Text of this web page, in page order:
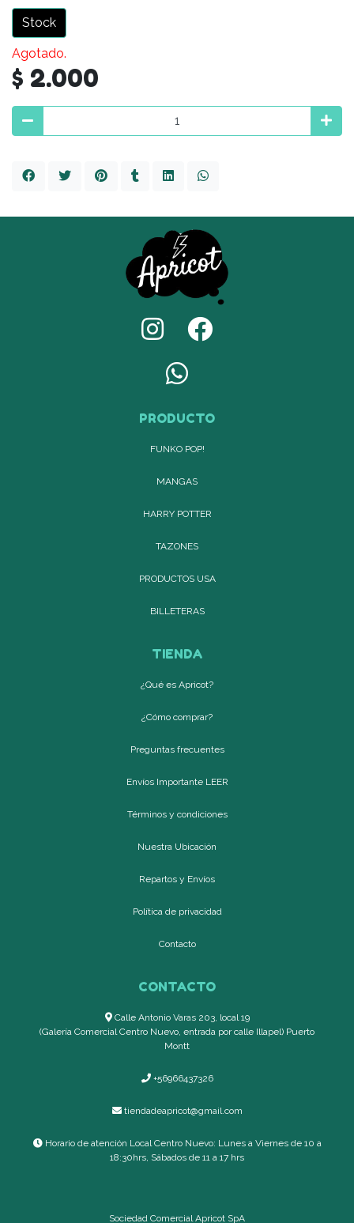
Stock
Agotado.
$ 2.000
PRODUCTO
FUNKO POP!
MANGAS
HARRY POTTER
TAZONES
PRODUCTOS USA
BILLETERAS
TIENDA
¿Qué es Apricot?
¿Cómo comprar?
Preguntas frecuentes
Envíos Importante LEER
Términos y condiciones
Nuestra Ubicación
Repartos y Envíos
Política de privacidad
Contacto
CONTACTO
Calle Antonio Varas 203, local 19
(Galería Comercial Centro Nuevo, entrada por calle Illapel) Puerto
Montt
+56966437326
tiendadeapricot@gmail.com
Horario de atención Local Centro Nuevo: Lunes a Viernes de 10 a
18:30hrs, Sábados de 11 a 17 hrs
Sociedad Comercial Apricot SpA